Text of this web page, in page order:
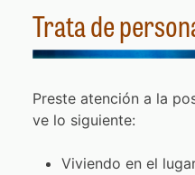
Trata de
Preste atención a la
ve lo siguiente:
Viviendo en el